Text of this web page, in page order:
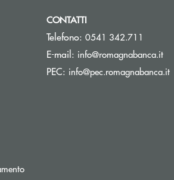
finestra
finestra
finestra
Apre una nuova finestra
CONTATTI
Telefono: 0541 342.711
E-mail: info@romagnabanca.it
PEC: info@pec.romagnabanca.it